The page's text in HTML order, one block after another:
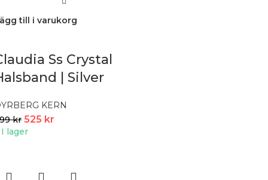
till i varukorg
Ss Crystal
| Silver
KERN
kr 525 kr
I lager